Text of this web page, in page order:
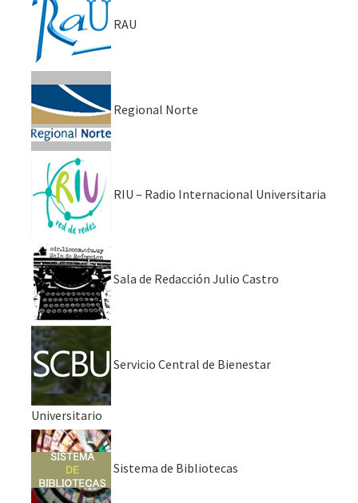
RAU
Regional Norte
RIU – Radio Internacional Universitaria
Sala de Redacción Julio Castro
Servicio Central de Bienestar
Universitario
Sistema de Bibliotecas